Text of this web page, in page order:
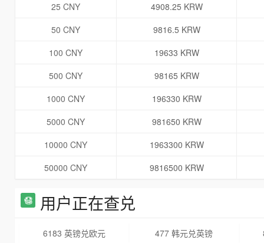
25 CNY
4908.25 KRW
50 CNY
9816.5 KRW
100 CNY
19633 KRW
500 CNY
98165 KRW
1000 CNY
196330 KRW
5000 CNY
981650 KRW
10000 CNY
1963300 KRW
50000 CNY
9816500 KRW
用户正在查兑
6183 英镑兑欧元 477 韩元兑英镑